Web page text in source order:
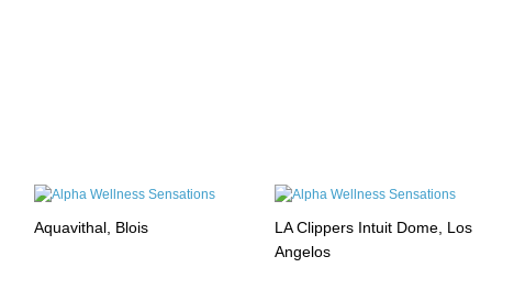
Aquavithal, Blois
LA Clippers Intuit Dome, Los
Angelos